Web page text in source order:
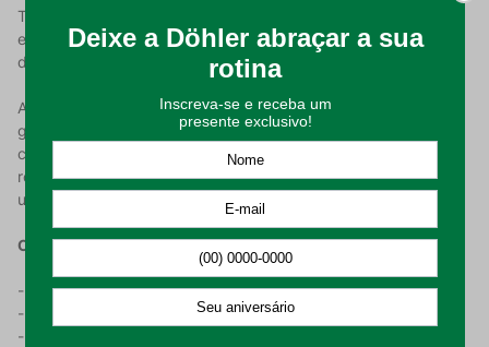
Toalha de Banho Döhler Prisma Fernanda na estampa Bolinhas
e na cor Cinza, é um charme de toalha, sua padronagem a
deixa romântica e com uma aparência delicada aos olhos.
Além disso, é feita em 100% algodão e conta com uma
gramatura de 400 g/m², o que garante maciez e absorção. A
contemporânea combinação de cores em uma estampa
romântica, faz com que a tolha Fernanda se destaque e seja
uma escolha única para o seu momento do banho.
Características do Produto:
- Produzido 100% em algodão;
- Possui gramatura de 400g/m²;
- Estampa de bolinhas;